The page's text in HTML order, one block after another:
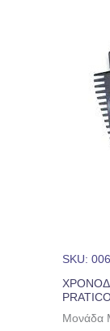
SKU:
Μονάδα